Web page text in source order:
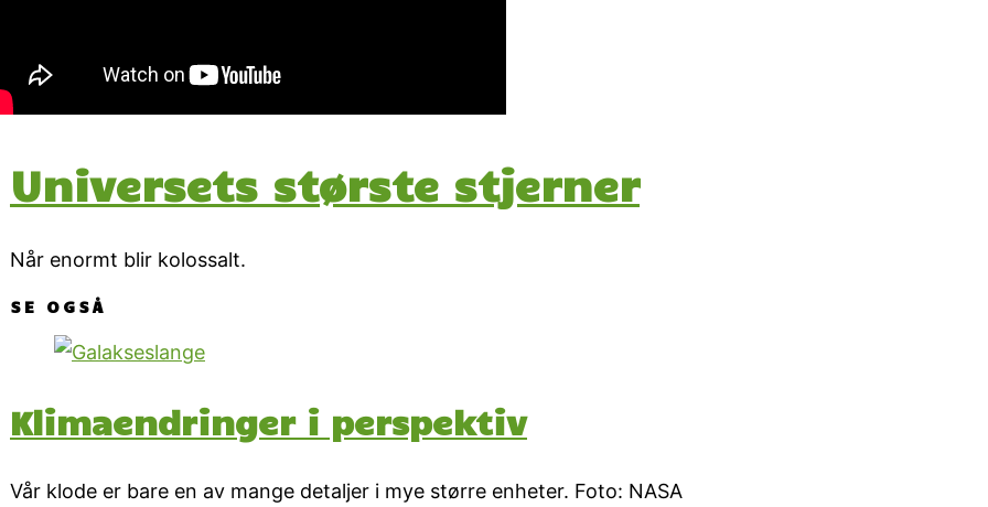
Universets største stjerner
Når enormt blir kolossalt.
SE OGSÅ
Klimaendringer i perspektiv
Vår klode er bare en av mange detaljer i mye større enheter. Foto: NASA